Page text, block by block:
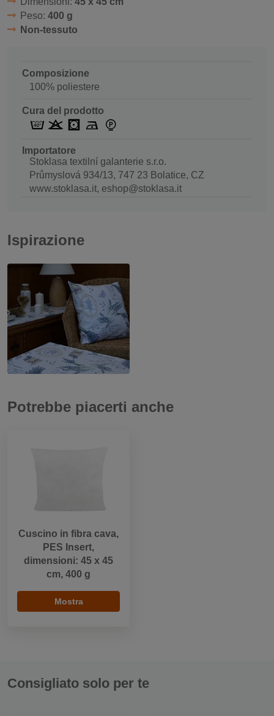
Peso: 400 g
Non-tessuto
Composizione
100% poliestere
Cura del prodotto
Importatore
Stoklasa textilní galanterie s.r.o.
Průmyslová 934/13, 747 23 Bolatice, CZ
www.stoklasa.it, eshop@stoklasa.it
Ispirazione
Potrebbe piacerti anche
Cuscino in fibra cava,
PES Insert,
dimensioni: 45 x 45
cm, 400 g
Mostra
Consigliato solo per te